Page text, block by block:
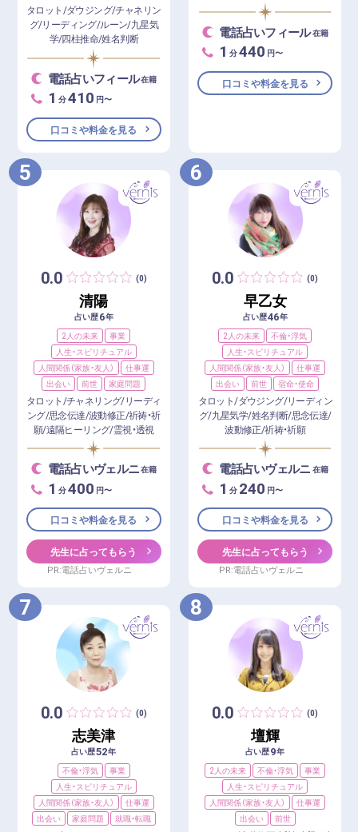
タロット/ダウジング/チャネリン
グ/リーディング/ルーン/九星気
学/四柱推命/姓名判断
電話占いフィール在籍
1 分410 円〜
口コミや料金を見る
電話占いフィール在籍
1 分440 円〜
口コミや料金を見る
5
0.0 (0)
清陽
占い歴6年
2人の未来
事業
人生・スピリチュアル
人間関係（家族・友人）
仕事運
出会い
前世 家庭問題
タロット/チャネリング/リーディ
ング/思念伝達/波動修正/祈祷・祈
願/遠隔ヒーリング/霊視・透視
電話占いヴェルニ在籍
1 分400 円〜
口コミや料金を見る
先生に占ってもらう
PR:電話占いヴェルニ
6
0.0 (0)
早乙女
占い歴46年
2人の未来
不倫・浮気
人生・スピリチュアル
人間関係（家族・友人）
仕事運
出会い
前世 宿命・使命
タロット/ダウジング/リーディン
グ/九星気学/姓名判断/思念伝達/
波動修正/祈祷・祈願
電話占いヴェルニ 在籍
1 分 240 円〜
口コミや料金を見る
先生に占ってもらう
PR:電話占いヴェルニ
7
0.0 (0)
志美津
占い歴52年
不倫・浮気
事業
人生・スピリチュアル
人間関係（家族・友人）
仕事運
出会い
家庭問題 就職・転職
8
0.0 (0)
壇輝
占い歴9年
2人の未来
不倫・浮気
事業
人生・スピリチュアル
人間関係（家族・友人）
仕事運
出会い
前世